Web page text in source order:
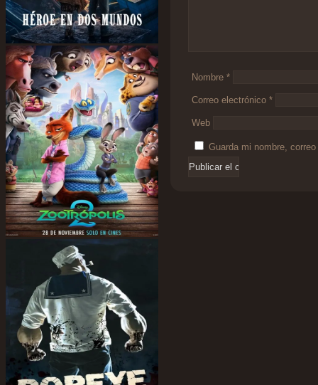
Nombre *
Correo electrónico *
Web
Guarda mi nombre,